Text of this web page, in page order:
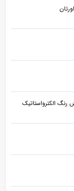
رنگ الکترواستاتیک